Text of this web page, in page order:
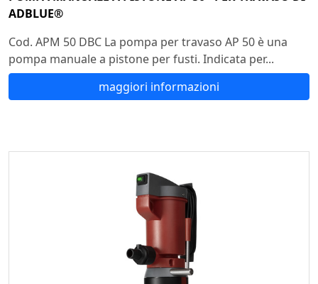
ADBLUE®
Cod. APM 50 DBC La pompa per travaso AP 50 è una
pompa manuale a pistone per fusti. Indicata per...
maggiori informazioni